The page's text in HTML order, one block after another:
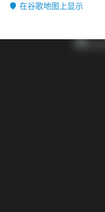
在谷歌地图上显示